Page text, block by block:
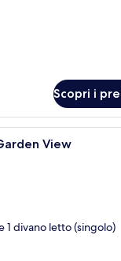
Scopri i
Minibar
View
1 divano letto (singolo)